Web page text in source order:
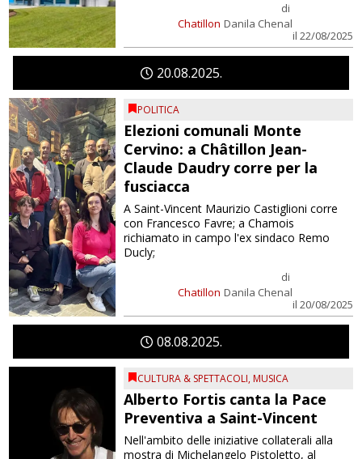
Chatillon
di
Danila Chenal
il 22/08/2025
2008 2025
POLITICA
Elezioni comunali Monte
Cervino: a Châtillon Jean-
Claude Daudry corre per la
fusciacca
Chatillon
di
Danila Chenal
il 20/08/2025
A Saint-Vincent Maurizio Castiglioni corre
con Francesco Favre; a Chamois
richiamato in campo l'ex sindaco Remo
Ducly;
0808 2025
CULTURA & SPETTACOLI, MUSICA
Alberto Fortis canta la Pace
Preventiva a Saint-Vincent
Nell'ambito delle iniziative collaterali alla
mostra di Michelangelo Pistoletto, al